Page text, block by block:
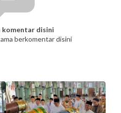
komentar disini
berkomentar disini